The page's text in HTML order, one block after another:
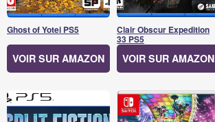
Ghost of Yotei PS5
VOIR SUR AMAZON
Clair Obscur Expedition
33 PS5
VOIR SUR AMAZON